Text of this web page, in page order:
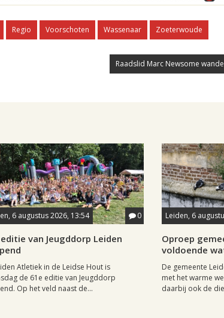
Regio Voorschoten Wassenaar Zoeterwoude
Raadslid Marc Newsome
6 augustus 2026, 13:54 0
van Jeugddorp Leiden
Atletiek in de Leidse Hout is
de 61e editie van Jeugddorp
Op het veld naast de...
Leiden, 6
Oproep
voldoende
De gemeente
met het warme
daarbij ook de